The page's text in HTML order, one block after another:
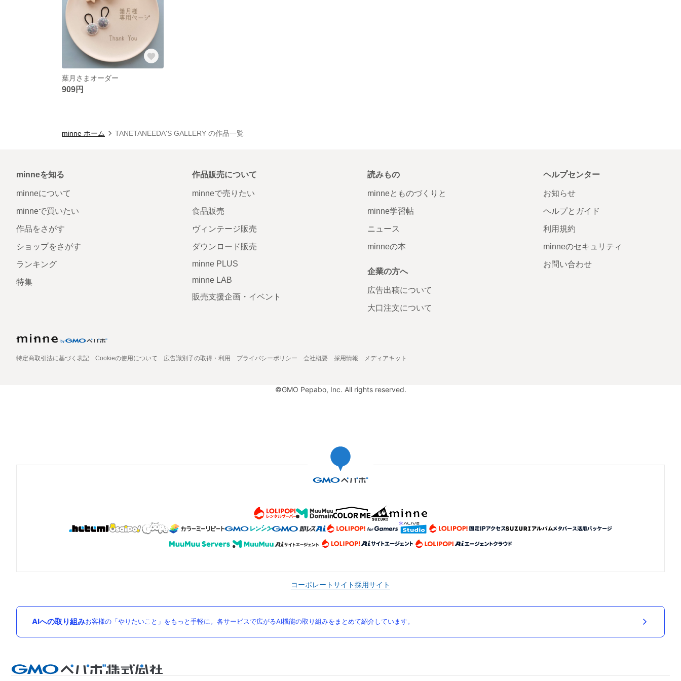
葉月さまオーダー
909円
minne ホーム TANETANEEDA'S GALLERY の作品一覧
minneを知る
minneについて
minneで買いたい
作品をさがす
ショップをさがす
ランキング
特集
作品販売について
minneで売りたい
食品販売
ヴィンテージ販売
ダウンロード販売
minne PLUS
minne LAB
販売支援企画・イベント
読みもの
minneとものづくりと
minne学習帖
ニュース
minneの本
企業の方へ
広告出稿について
大口注文について
ヘルプセンター
お知らせ
ヘルプとガイド
利用規約
minneのセキュリティ
お問い合わせ
特定商取引法に基づく表記 Cookieの使用について 広告識別子の取得・利用 プライバシーポリシー 会社概要 採用情報 メディアキット
©GMO Pepabo, Inc. All rights reserved.
コーポレートサイト採用サイト
AIへの取り組みお客様の「やりたいこと」をもっと手軽に。各サービスで広がるAI機能の取り組みをまとめて紹介しています。